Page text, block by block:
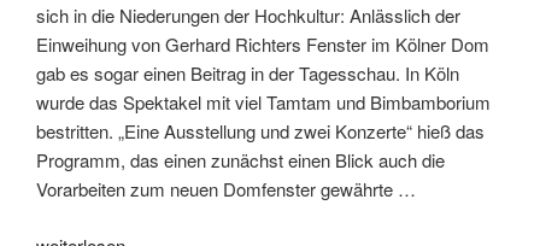
sich in die Niederungen der Hochkultur: Anlässlich der
Einweihung von Gerhard Richters Fenster im Kölner Dom
gab es sogar einen Beitrag in der Tagesschau. In Köln
wurde das Spektakel mit viel Tamtam und Bimbamborium
bestritten. „Eine Ausstellung und zwei Konzerte“ hieß das
Programm, das einen zunächst einen Blick auch die
Vorarbeiten zum neuen Domfenster gewährte …